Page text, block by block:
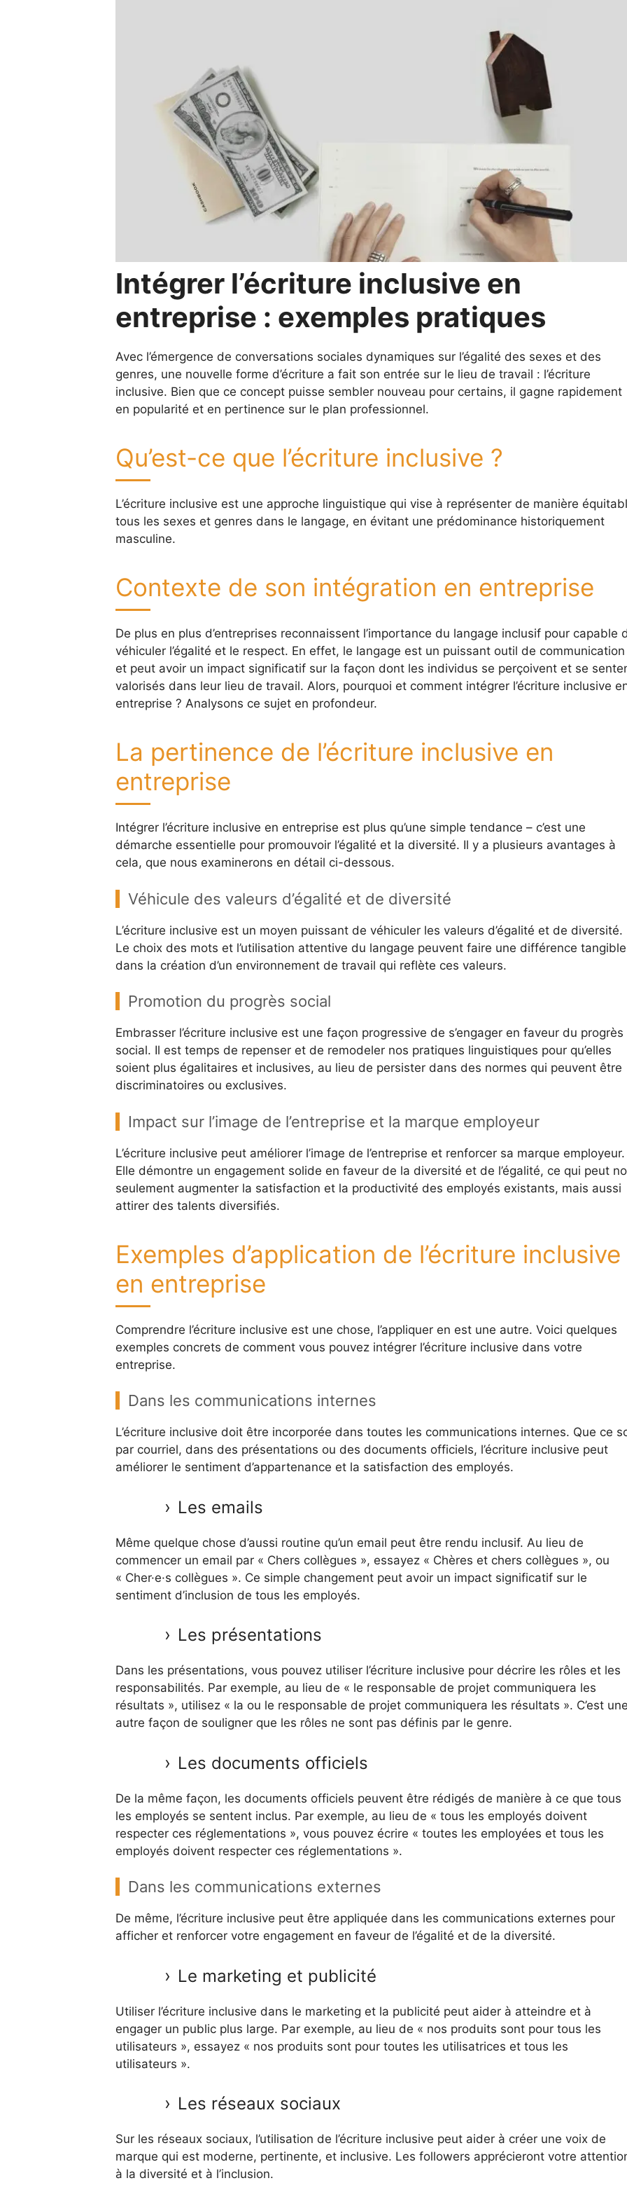
Intégrer l’écriture inclusive en
entreprise : exemples pratiques
Avec l’émergence de conversations sociales dynamiques sur l’égalité des sexes et des
genres, une nouvelle forme d’écriture a fait son entrée sur le lieu de travail : l’écriture
inclusive. Bien que ce concept puisse sembler nouveau pour certains, il gagne rapidement
en popularité et en pertinence sur le plan professionnel.
Qu’est-ce que l’écriture inclusive ?
L’écriture inclusive est une approche linguistique qui vise à représenter de manière
tous les sexes et genres dans le langage, en évitant une prédominance historiquement
masculine.
Contexte de son intégration en entreprise
De plus en plus d’entreprises reconnaissent l’importance du langage inclusif pour capable
véhiculer l’égalité et le respect. En effet, le langage est un puissant outil de communication
et peut avoir un impact significatif sur la façon dont les individus se perçoivent et se
valorisés dans leur lieu de travail. Alors, pourquoi et comment intégrer l’écriture inclusive
entreprise ? Analysons ce sujet en profondeur.
La pertinence de l’écriture inclusive en
entreprise
Intégrer l’écriture inclusive en entreprise est plus qu’une simple tendance – c’est une
démarche essentielle pour promouvoir l’égalité et la diversité. Il y a plusieurs avantages à
cela, que nous examinerons en détail ci-dessous.
Véhicule des valeurs d’égalité et de diversité
L’écriture inclusive est un moyen puissant de véhiculer les valeurs d’égalité et de diversité.
Le choix des mots et l’utilisation attentive du langage peuvent faire une différence tangible
dans la création d’un environnement de travail qui reflète ces valeurs.
Promotion du progrès social
Embrasser l’écriture inclusive est une façon progressive de s’engager en faveur du progrès
social. Il est temps de repenser et de remodeler nos pratiques linguistiques pour qu’elles
soient plus égalitaires et inclusives, au lieu de persister dans des normes qui peuvent être
discriminatoires ou exclusives.
Impact sur l’image de l’entreprise et la marque employeur
L’écriture inclusive peut améliorer l’image de l’entreprise et renforcer sa marque employeur.
Elle démontre un engagement solide en faveur de la diversité et de l’égalité, ce qui peut
seulement augmenter la satisfaction et la productivité des employés existants, mais aussi
attirer des talents diversifiés.
Exemples d’application de l’écriture inclusive
en entreprise
Comprendre l’écriture inclusive est une chose, l’appliquer en est une autre. Voici quelques
exemples concrets de comment vous pouvez intégrer l’écriture inclusive dans votre
entreprise.
Dans les communications internes
L’écriture inclusive doit être incorporée dans toutes les communications internes. Que ce
par courriel, dans des présentations ou des documents officiels, l’écriture inclusive peut
améliorer le sentiment d’appartenance et la satisfaction des employés.
Les emails
Même quelque chose d’aussi routine qu’un email peut être rendu inclusif. Au lieu de
commencer un email par « Chers collègues », essayez « Chères et chers collègues », ou
« Cher·e·s collègues ». Ce simple changement peut avoir un impact significatif sur le
sentiment d’inclusion de tous les employés.
Les présentations
Dans les présentations, vous pouvez utiliser l’écriture inclusive pour décrire les rôles et les
responsabilités. Par exemple, au lieu de « le responsable de projet communiquera les
résultats », utilisez « la ou le responsable de projet communiquera les résultats ». C’est
autre façon de souligner que les rôles ne sont pas définis par le genre.
Les documents officiels
De la même façon, les documents officiels peuvent être rédigés de manière à ce que tous
les employés se sentent inclus. Par exemple, au lieu de « tous les employés doivent
respecter ces réglementations », vous pouvez écrire « toutes les employées et tous les
employés doivent respecter ces réglementations ».
Dans les communications externes
De même, l’écriture inclusive peut être appliquée dans les communications externes pour
afficher et renforcer votre engagement en faveur de l’égalité et de la diversité.
Le marketing et publicité
Utiliser l’écriture inclusive dans le marketing et la publicité peut aider à atteindre et à
engager un public plus large. Par exemple, au lieu de « nos produits sont pour tous les
utilisateurs », essayez « nos produits sont pour toutes les utilisatrices et tous les
utilisateurs ».
Les réseaux sociaux
Sur les réseaux sociaux, l’utilisation de l’écriture inclusive peut aider à créer une voix de
marque qui est moderne, pertinente, et inclusive. Les followers apprécieront votre
à la diversité et à l’inclusion.